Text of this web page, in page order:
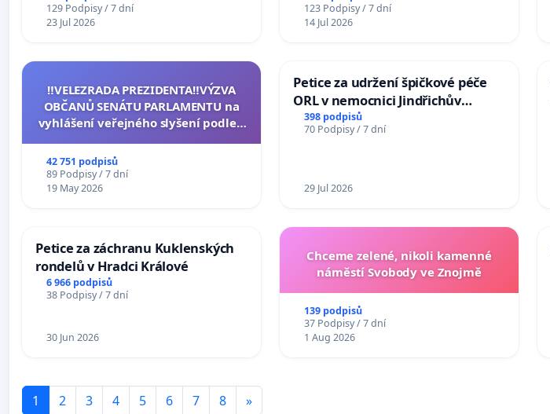
129 Podpisy / 7 dní
23 Jul 2026
123 Podpisy / 7 dní
14 Jul 2026
‼️VELEZRADA PREZIDENTA‼️VÝZVA
OBČANŮ SENÁTU PARLAMENTU na
vyhlášení veřejného slyšení podle §
na přijetí usnesení k podání ústavní
žaloby na prezidenta republiky
42 751 podpisů
89 Podpisy / 7 dní
19 May 2026
Petice za udržení špičkové péče
ORL v nemocnici Jindřichův
Hradec
398 podpisů
70 Podpisy / 7 dní
29 Jul 2026
Petice za záchranu Kuklenských
rondelů v Hradci Králové
6 966 podpisů
38 Podpisy / 7 dní
30 Jun 2026
Chceme zelené, nikoli kamenné
náměstí Svobody ve Znojmě
139 podpisů
37 Podpisy / 7 dní
1 Aug 2026
1 2 3 4 5 6 7 8 »